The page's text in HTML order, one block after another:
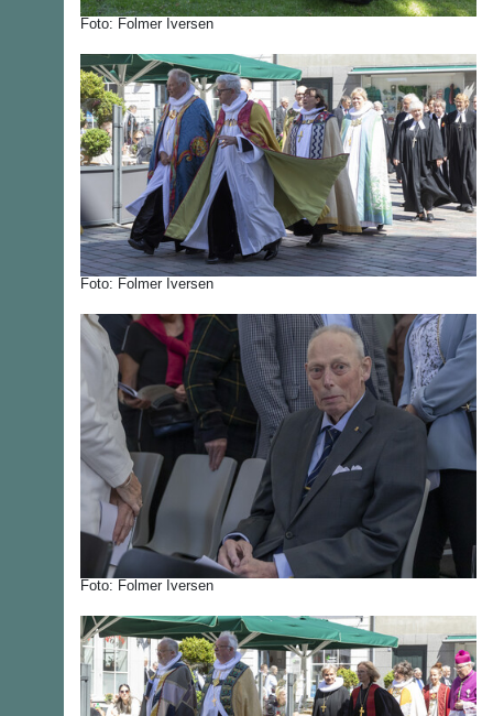
Foto: Folmer Iversen
Foto: Folmer Iversen
Foto: Folmer Iversen